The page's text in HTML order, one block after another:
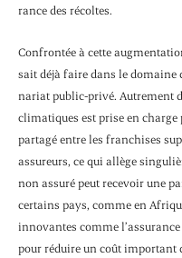
rance des récoltes.
Confrontée à cette
sait déjà faire dans le domaine
nariat public-privé. Autrement
climatiques est prise en
partagé entre les franchises
assureurs, ce qui allège
non assuré peut recevoir une
certains pays, comme en
inno­vantes comme
pour réduire un coût impor­tant